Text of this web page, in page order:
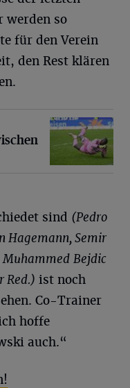
werden so
für den Verein
den Rest klären
den WSV-Pfosten
sind (Pedro
Hagemann, Semir
Muhammed Bejdic
Red.) ist noch
Co-Trainer
hoffe
auch.“